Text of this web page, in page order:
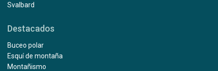
Svalbard
Destacados
Buceo polar
Esquí de montaña
Montañismo